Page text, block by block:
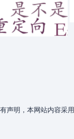
声明，本网站内容采用